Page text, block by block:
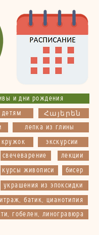
и дни рождения
детям Հայերեն
украшения из эпоксидки
свечеварение
бисер
экскурсии
лепка из глины
батик, цианотипия
курсы живописи
лекции
кружок
гобелен, линогравюра